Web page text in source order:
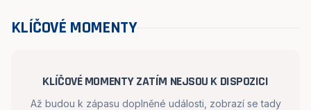
KLÍČOVÉ MOMENTY
KLÍČOVÉ MOMENTY ZATÍM NEJSOU K DISPOZICI
Až budou k zápasu doplněné události, zobrazí se tady